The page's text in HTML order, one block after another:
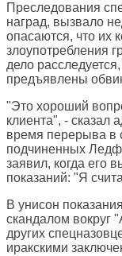
Преследования
наград, вызвало
опасаются, что их
злоупотребления
дело
предъявлены
"Это хороший
клиента", - сказал
время перерыва в
подчиненных
заявил, когда его
показаний: "Я
В унисон
скандалом вокруг
других
иракскими